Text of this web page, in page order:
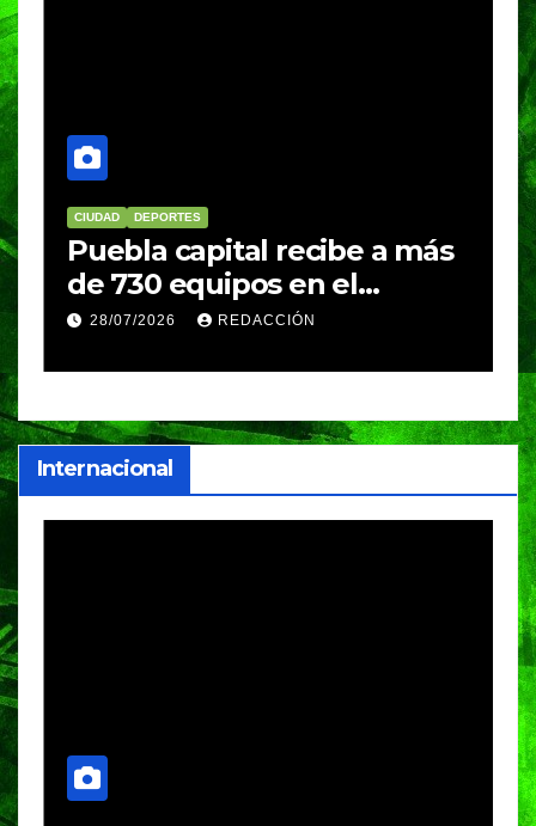
CIUDAD DEPORTES
Puebla capital recibe a más
de 730 equipos en el
Festival Máster de Voleibol
28/07/2026 REDACCIÓN
Internacional